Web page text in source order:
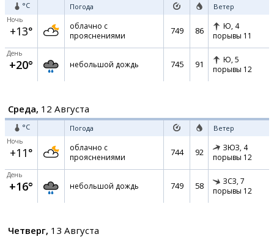
°C Погода Ветер
Ночь
+13°
облачно с
прояснениями
749 86 Ю, 4
порывы 11
День
+20° небольшой дождь 745 91 Ю, 5
порывы 12
Среда, 12 Августа
°C Погода Ветер
Ночь
+11°
облачно с
прояснениями
744 92 ЗЮЗ, 4
порывы 12
День
+16° небольшой дождь 749 58 ЗСЗ, 7
порывы 12
Четверг, 13 Августа